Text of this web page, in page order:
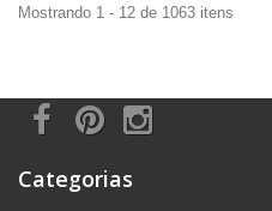
Mostrando 1 - 12 de 1063 itens
Categorias